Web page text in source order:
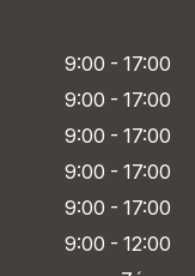
9:00 - 17:00
9:00 - 17:00
9:00 - 17:00
9:00 - 17:00
9:00 - 17:00
9:00 - 12:00